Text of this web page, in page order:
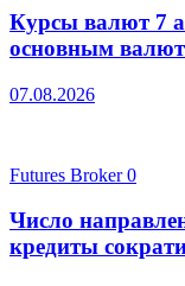
Курсы валют 7
основным
07.08.2026
Futures Broker0
Число
кредиты